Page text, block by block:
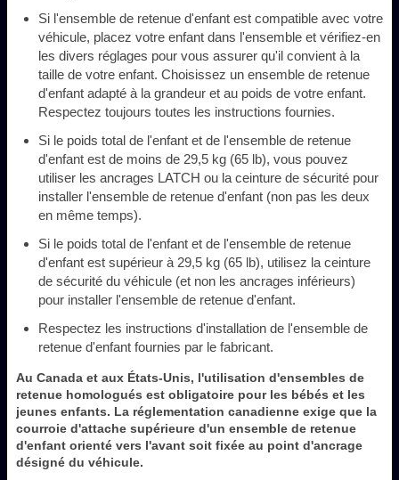
Si l'ensemble de retenue d'enfant est compatible avec votre
véhicule, placez votre enfant dans l'ensemble et vérifiez-en
les divers réglages pour vous assurer qu'il convient à la
taille de votre enfant. Choisissez un ensemble de retenue
d'enfant adapté à la grandeur et au poids de votre enfant.
Respectez toujours toutes les instructions fournies.
Si le poids total de l'enfant et de l'ensemble de retenue
d'enfant est de moins de 29,5 kg (65 lb), vous pouvez
utiliser les ancrages LATCH ou la ceinture de sécurité pour
installer l'ensemble de retenue d'enfant (non pas les deux
en même temps).
Si le poids total de l'enfant et de l'ensemble de retenue
d'enfant est supérieur à 29,5 kg (65 lb), utilisez la ceinture
de sécurité du véhicule (et non les ancrages inférieurs)
pour installer l'ensemble de retenue d'enfant.
Respectez les instructions d'installation de l'ensemble de
retenue d'enfant fournies par le fabricant.
Au Canada et aux États-Unis, l'utilisation d'ensembles de
retenue homologués est obligatoire pour les bébés et les
jeunes enfants. La réglementation canadienne exige que la
courroie d'attache supérieure d'un ensemble de retenue
d'enfant orienté vers l'avant soit fixée au point d'ancrage
désigné du véhicule.